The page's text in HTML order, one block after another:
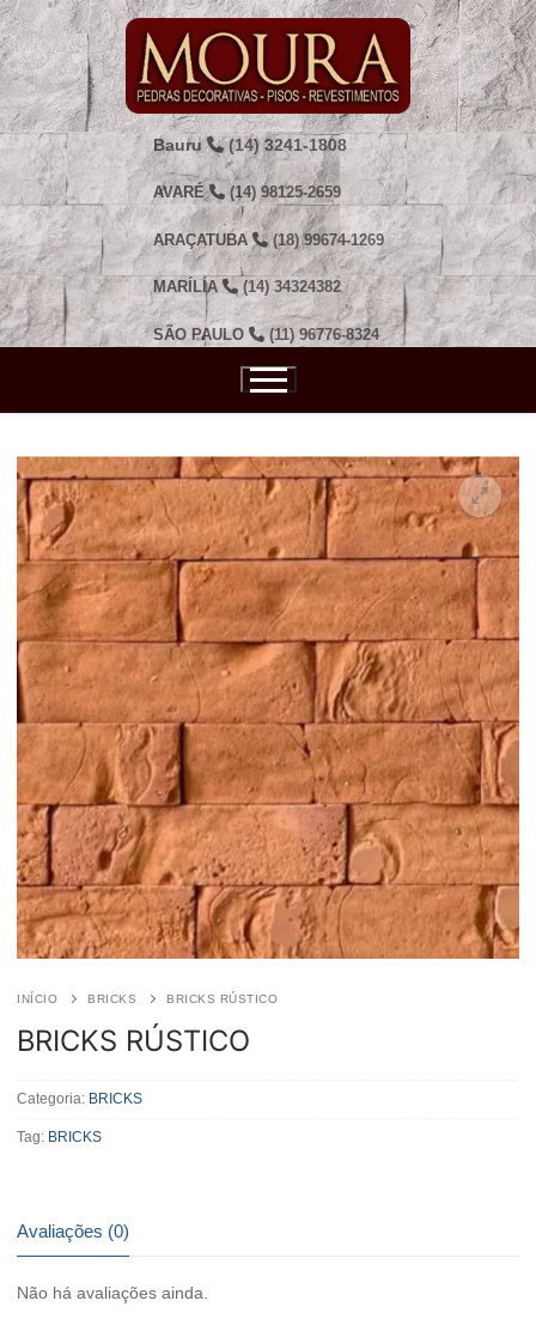
Pular
para
o
conteúdo
Bauru (14) 3241-1808
AVARÉ (14) 98125-2659
ARAÇATUBA (18) 99674-1269
MARÍLIA (14) 34324382
SÃO PAULO (11) 96776-8324
INÍCIO BRICKS BRICKS RÚSTICO
BRICKS RÚSTICO
Categoria: BRICKS
Tag: BRICKS
Avaliações (0)
Não há avaliações ainda.